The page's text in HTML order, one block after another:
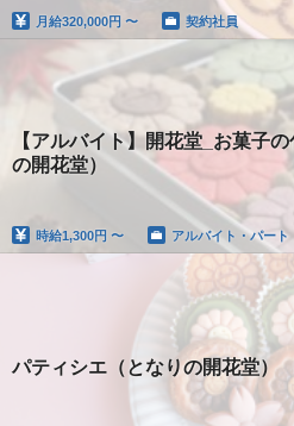
月給320,000円 〜 契約社員
【アルバイト】開花堂_お菓子
の開花堂）
時給1,300円 〜 アルバイト・パート
パティシエ（となりの開花堂）